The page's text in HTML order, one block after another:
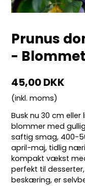
Prunus
-
45,00 DKK
(inkl. moms)
Busk nu 30 cm
blommer med
saftig smag, 400-
april-maj, tidlig
kompakt vækst
perfekt til
beskæring, er